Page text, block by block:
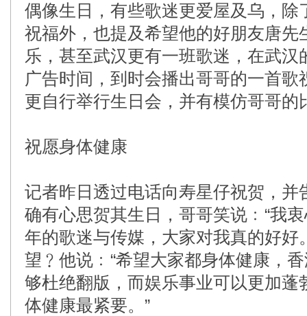
偶像生日，有些歌迷更爱屋及乌，除
祝福外，也提及希望他的好朋友唐先
乐，甚至武汉更有一班歌迷，在武
广告时间，到时会播出哥哥的一首
更自行举行生日会，并有模仿哥哥的
祝愿身体健康
记者昨日透过电话向寿星仔祝贺，并
确有心思贺其生日，哥哥笑说﹕“我
年的歌迷与传媒，大家对我真的好好
望﹖他说﹕“希望大家都身体健康，
够杜绝翻版，而娱乐事业可以更加蓬
体健康最紧要。”